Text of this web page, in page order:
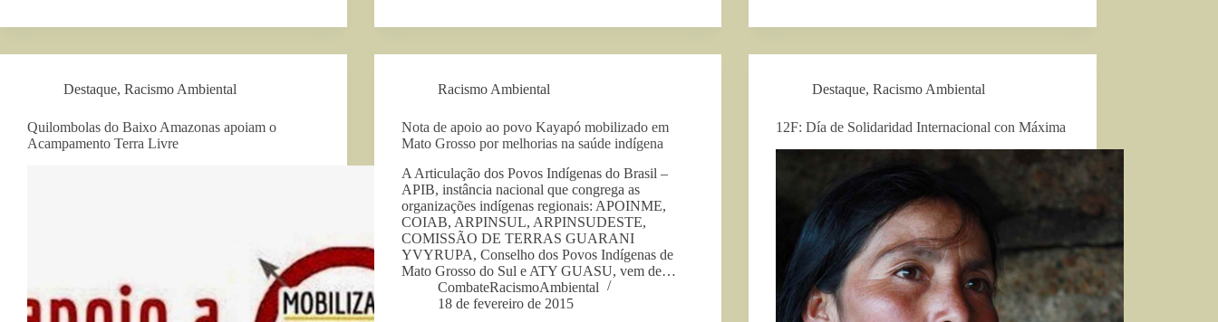
Destaque, Racismo Ambiental
Quilombolas do Baixo Amazonas apoiam o
Acampamento Terra Livre
Racismo Ambiental
Nota de apoio ao povo Kayapó mobilizado em
Mato Grosso por melhorias na saúde indígena
A Articulação dos Povos Indígenas do Brasil –
APIB, instância nacional que congrega as
organizações indígenas regionais: APOINME,
COIAB, ARPINSUL, ARPINSUDESTE,
COMISSÃO DE TERRAS GUARANI
YVYRUPA, Conselho dos Povos Indígenas de
Mato Grosso do Sul e ATY GUASU, vem de…
CombateRacismoAmbiental
18 de fevereiro de 2015
Destaque,Racismo Ambiental
12F: Día de Solidaridad Internacional con Máxima